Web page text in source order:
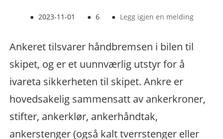
● 2023-11-01 ● 6 ● Legg igjen en melding
Ankeret tilsvarer håndbremsen i bilen til
skipet, og er et uunnværlig utstyr for å
ivareta sikkerheten til skipet. Ankre er
hovedsakelig sammensatt av ankerkroner,
stifter, ankerklør, ankerhåndtak,
ankerstenger (også kalt tverrstenger eller